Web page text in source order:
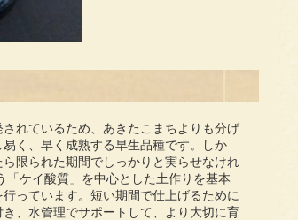
れているため、あきたこまちよりも分げ
く、早く成熟する早生品種です。しか
限られた期間でしっかりと実らせなけれ
ケイ酸質」を中心とした土作りを基本
っています。短い期間で仕上げるために
、水管理でサポートして、より大切に育